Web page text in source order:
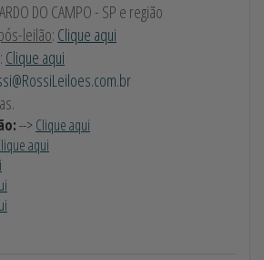
DO CAMPO - SP e região
leilão: Clique aqui
Clique aqui
-->Clique aqui
aqui